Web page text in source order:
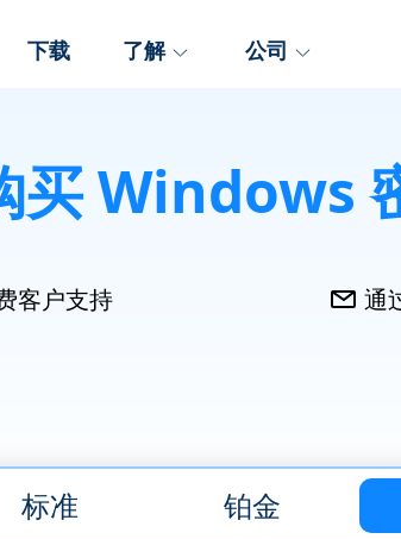
下载 了解 公司
买 Windows
客户支持 通
标准 铂金